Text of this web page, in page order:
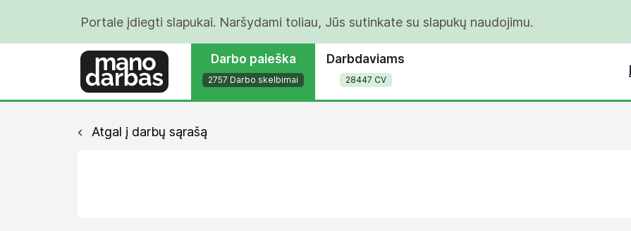
Portale įdiegti slapukai. Naršydami toliau, Jūs sutinkate su slapukų naudojimu.
Darbo paieška
2757 Darbo skelbimai
Darbdaviams
28447 CV
Atgal į darbų sąrašą